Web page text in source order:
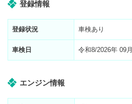
登録情報
登録状況 車検あり
車検日 令和8/2026年 09月
エンジン情報